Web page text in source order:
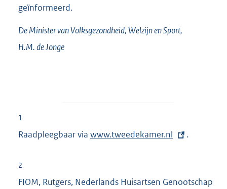
geïnformeerd.
De Minister van Volksgezondheid, Welzijn en Sport,
H.M. deJonge
1
Raadpleegbaar via E
www.tweedekamer.nl .
2
FIOM, Rutgers, Nederlands Huisartsen Genootschap